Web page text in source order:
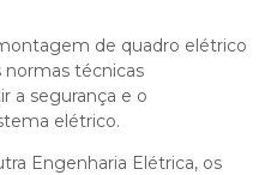
de quadro elétrico
técnicas
a segurança e o
elétrico.
Engenharia Elétrica, os